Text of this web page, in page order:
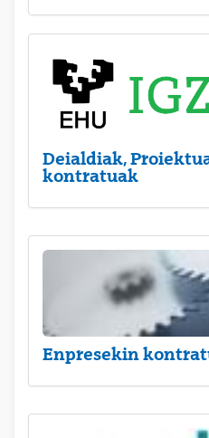
Deialdiak,
kontratuak
Enpresekin